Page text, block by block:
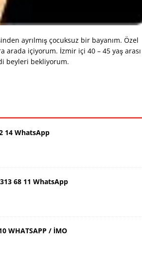
ayrılmış çocuksuz bir bayanım. Özel
arada içiyorum. İzmir içi 40 – 45 yaş arası
beyleri bekliyorum.
14 WhatsApp
68 11 WhatsApp
WHATSAPP / İMO